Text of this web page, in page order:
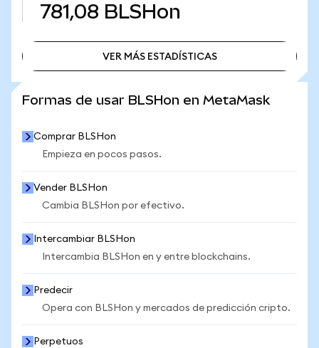
781,08 BLSHon
VER MÁS ESTADÍSTICAS
Formas de usar BLSHon en MetaMask
Comprar BLSHon
Empieza en pocos pasos.
Vender BLSHon
Cambia BLSHon por efectivo.
Intercambiar BLSHon
Intercambia BLSHon en y entre blockchains.
Predecir
Opera con BLSHon y mercados de predicción cripto.
Perpetuos